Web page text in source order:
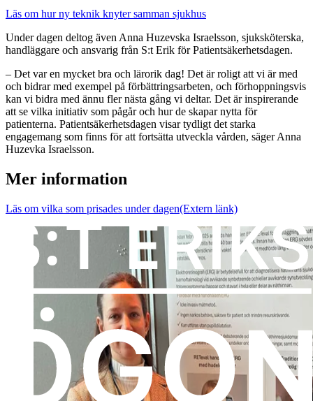
Läs om hur ny teknik knyter samman sjukhus
Under dagen deltog även Anna Huzevska Israelsson, sjuksköterska,
handläggare och ansvarig från S:t Erik för Patientsäkerhetsdagen.
– Det var en mycket bra och lärorik dag! Det är roligt att vi är med
och bidrar med exempel på förbättringsarbeten, och förhoppningsvis
kan vi bidra med ännu fler nästa gång vi deltar. Det är inspirerande
att se vilka initiativ som pågår och hur de skapar nytta för
patienterna. Patientsäkerhetsdagen visar tydligt det starka
engagemang som finns för att fortsätta utveckla vården, säger Anna
Huzevka Israelsson.
Mer information
Läs om vilka som prisades under dagen(Extern länk)